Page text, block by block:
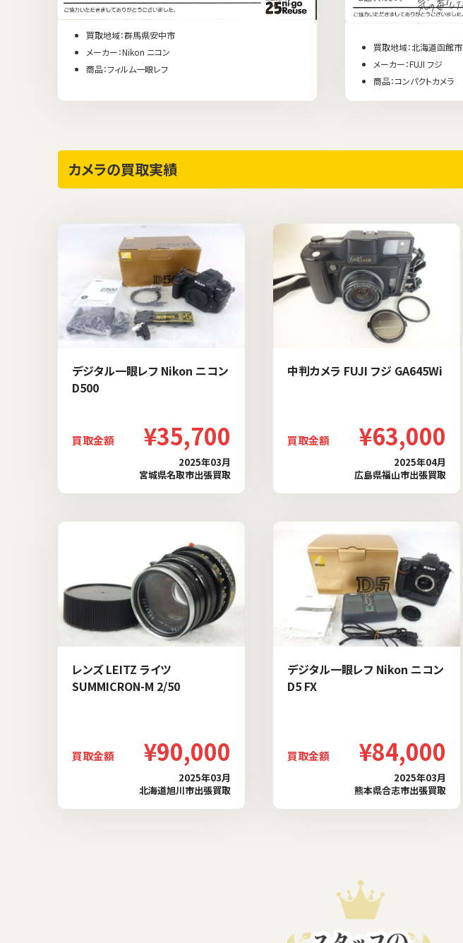
買取地域：群馬県安中市
メーカー：Nikon ニコン
商品：フィルム一眼レフ
買取地域：北海道函館市
メーカー：FUJI フジ
商品：コンパクトカメラ
カメラの買取実績
デジタル一眼レフ Nikon ニコン
D500
買取金額 ¥35,700
2025年03月
宮城県名取市出張買取
中判カメラ FUJI フジ GA645Wi
買取金額 ¥63,000
2025年04月
広島県福山市出張買取
レンズ LEITZ ライツ
SUMMICRON-M 2/50
買取金額 ¥90,000
2025年03月
北海道旭川市出張買取
デジタル一眼レフ Nikon ニコン
D5 FX
買取金額 ¥84,000
2025年03月
熊本県合志市出張買取